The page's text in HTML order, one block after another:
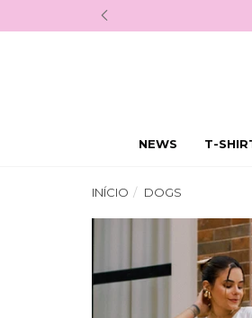
NEWS T-
INÍCIO DOGS